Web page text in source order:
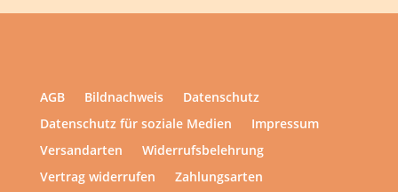
AGB Bildnachweis
Datenschutz
Datenschutz für soziale Medien
Impressum
Versandarten
Widerrufsbelehrung
Vertrag widerrufen
Zahlungsarten